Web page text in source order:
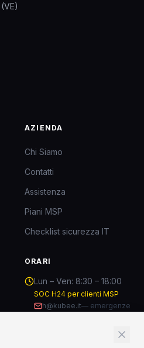
AZIENDA
Chi Siamo
Contatti
Assistenza
Piani MSP
Checklist sicurezza IT
ORARI
Lun – Ven: 8:30 – 18:00
SOC H24 per clienti MSP
h@kubee.it— emergenze